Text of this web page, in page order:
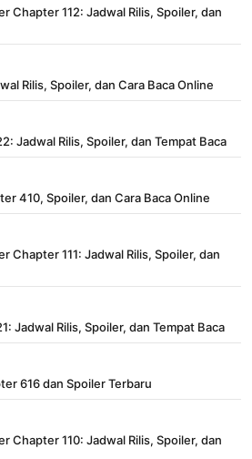
Chapter 112: Jadwal Rilis, Spoiler, dan
Rilis, Spoiler, dan Cara Baca Online
Jadwal Rilis, Spoiler, dan Tempat Baca
410, Spoiler, dan Cara Baca Online
Chapter 111: Jadwal Rilis, Spoiler, dan
Jadwal Rilis, Spoiler, dan Tempat Baca
616 dan Spoiler Terbaru
Chapter 110: Jadwal Rilis, Spoiler, dan